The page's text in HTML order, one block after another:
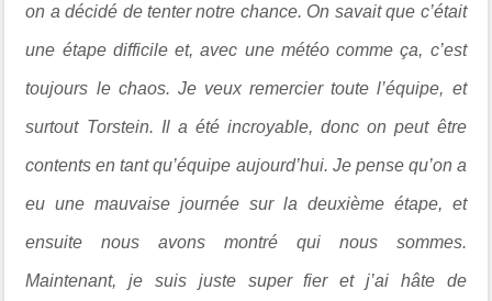
on a décidé de tenter notre chance. On savait que c’était
une étape difficile et, avec une météo comme ça, c’est
toujours le chaos. Je veux remercier toute l’équipe, et
surtout Torstein. Il a été incroyable, donc on peut être
contents en tant qu’équipe aujourd’hui. Je pense qu’on a
eu une mauvaise journée sur la deuxième étape, et
ensuite nous avons montré qui nous sommes.
Maintenant, je suis juste super fier et j’ai hâte de